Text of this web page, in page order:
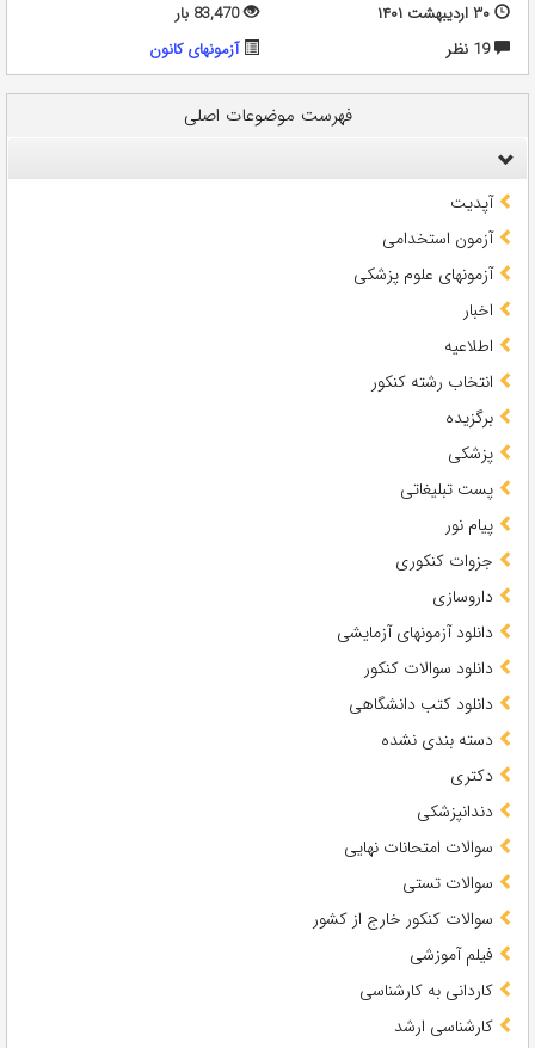
۳۰ اردیبهشت ۱۴۰۱
83,470 بار
19 نظر
آزمونهای کانون
فهرست موضوعات اصلی
آپدیت
آزمون استخدامی
آزمونهای علوم پزشکی
اخبار
اطلاعیه
انتخاب رشته کنکور
برگزیده
پزشکی
پست تبلیغاتی
پیام نور
جزوات کنکوری
داروسازی
دانلود آزمونهای آزمایشی
دانلود سوالات کنکور
دانلود کتب دانشگاهی
دسته بندی نشده
دکتری
دندانپزشکی
سوالات امتحانات نهایی
سوالات تستی
سوالات کنکور خارج از کشور
فیلم آموزشی
کاردانی به کارشناسی
کارشناسی ارشد